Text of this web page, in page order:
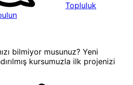
Topluluk
bilmiyor musunuz? Yeni
kursumuzla ilk projenizi